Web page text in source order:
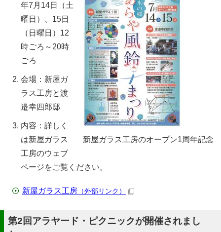
新屋ガラス工房のオープン1周年記念
年7月14日（土
曜日）、15日
（日曜日）12
時ごろ～20時
ごろ
会場：新屋ガ
ラス工房と渡
邉幸四郎邸
内容：詳しく
は新屋ガラス
工房のウェブ
ページをご覧ください。
新屋ガラス工房 （外部リンク）
第2回アラヤード・ピクニックが開催されまし